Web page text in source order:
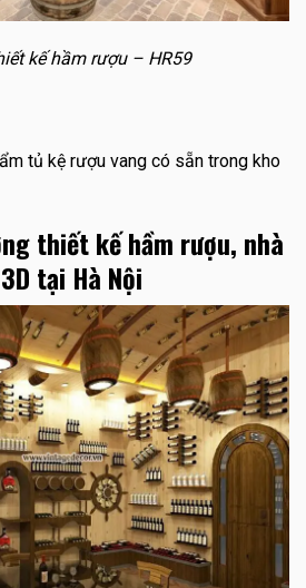
kế hầm rượu – HR59
tủ kệ rượu vang có sẵn trong kho
thiết kế hầm rượu, nhà
tại Hà Nội